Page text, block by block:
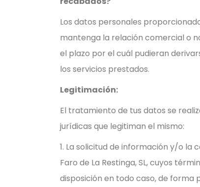
Los datos personales
mantenga la relación comercial o
el plazo por el cuál pudieran
los servicios prestados.
Legitimación:
El tratamiento de tus datos se
jurídicas que legitiman el mismo:
La solicitud de información y/o la
Faro de La Restinga, SL, cuyos
disposición en todo caso, de forma